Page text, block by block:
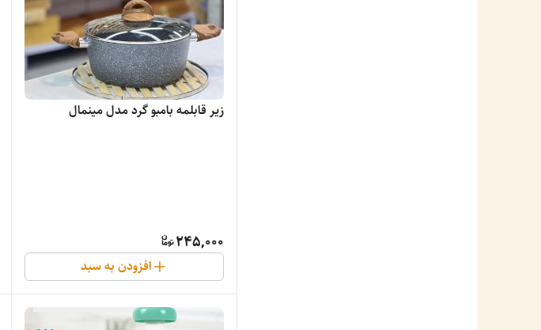
زیر قابلمه بامبو گرد مدل مینمال
245,000
افزودن به سبد